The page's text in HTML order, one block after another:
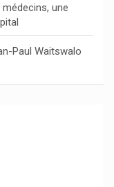
une
Paul Waitswalo